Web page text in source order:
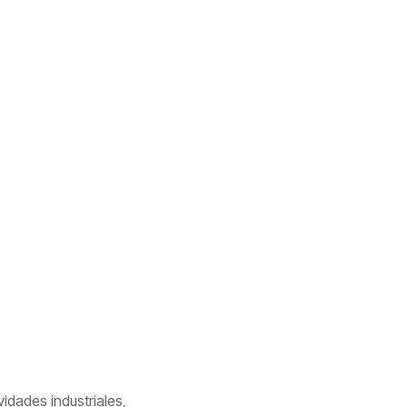
industriales,